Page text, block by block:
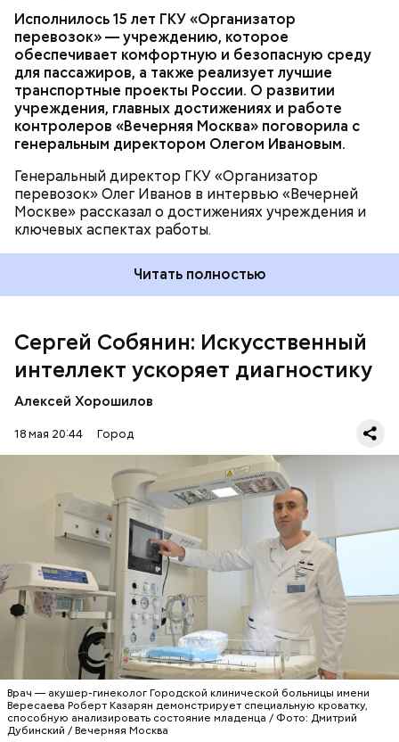
Исполнилось 15 лет ГКУ «Организатор
перевозок» — учреждению, которое
обеспечивает комфортную и безопасную среду
для пассажиров, а также реализует лучшие
транспортные проекты России. О развитии
учреждения, главных достижениях и работе
контролеров «Вечерняя Москва» поговорила с
генеральным директором Олегом Ивановым.
Генеральный директор ГКУ «Организатор
перевозок» Олег Иванов в интервью «Вечерней
Москве» рассказал о достижениях учреждения и
ключевых аспектах работы.
Читать полностью
Сергей Собянин: Искусственный
интеллект ускоряет диагностику
Алексей Хорошилов
18 мая 20:44 Город
Врач — акушер-гинеколог Городской клинической больницы имени
Вересаева Роберт Казарян демонстрирует специальную кроватку,
способную анализировать состояние младенца / Фото: Дмитрий
Дубинский / Вечерняя Москва
— За шесть лет тестирование прошли 200 ИИ-
сервисов — 67 из них вошли в повсеместную
практику работы наших медицинских учреждений,
— сообщил Сергей Собянин.
Москва — крупнейший в стране центр разработок
и экспертизы медицинских технологий
искусственного интеллекта. С 2025 года новые
сустава, лучезапястного и плечевых суставов,
выявления артроза. Если в 2024 году ИИ-сервисы
проанализировали четыре миллиона снимков, то в
2026 году только за первые три месяца — уже два
миллиона.
— Москва создала не просто еще один удобный
цифровой сервис, а ключевой элемент повышения
эффективности системы лучевой диагностики — с
колоссальным позитивным эффектом по времени,
качеству и затратам, — подчеркнул Сергей
Собянин.
диагностики онкологических и легочных
заболеваний.
МЕДИЦИНА
ИСКУССТВЕННЫЙ ИНТЕЛЛЕКТ
МОСКВА
СЕРГЕЙ СОБЯНИН